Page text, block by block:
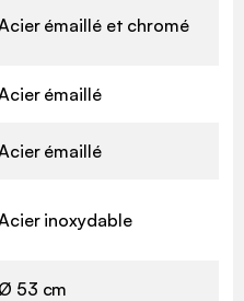
émaillé et chromé
émaillé
émaillé
inoxydable
Ø 53 cm